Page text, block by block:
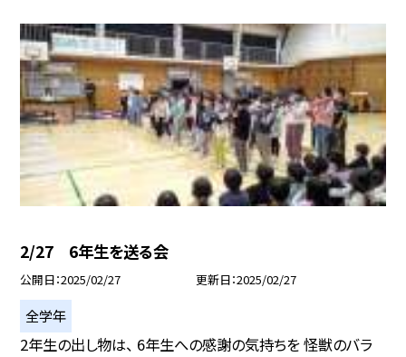
2/27 6年生を送る会
公開日 2025/02/27 更新日 2025/02/27
全学年
2年生の出し物は、 6年生への感謝の気持ちを 怪獣のバラ